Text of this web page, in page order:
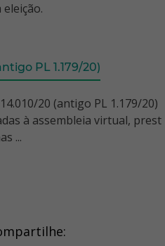
PL 1.179/20)
20 (antigo PL 1.179/20)
à assembleia virtual, prest
...